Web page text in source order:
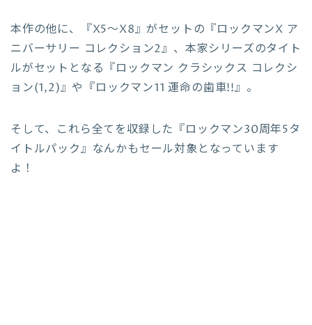
本作の他に、『X5～X8』がセットの『ロックマンX ア
ニバーサリー コレクション2』、本家シリーズのタイト
ルがセットとなる『ロックマン クラシックス コレクシ
ョン(1,2)』や『ロックマン11 運命の歯車!!』。
そして、これら全てを収録した『ロックマン30周年5タ
イトルパック』なんかもセール対象となっています
よ！